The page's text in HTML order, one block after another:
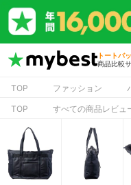
トートバ
商品比較
TOP ファッション
TOP
すべての商品レビュ